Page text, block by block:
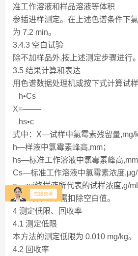
准工作溶液和样品溶液等体积
参插进样测定。在上述色谱条件下
为 7.2 min。
3.4.3 空白试验
除不加样品外,按上述测定步骤进行。
3.5 结果计算和表达
用色谱数据处理机或按下式计算试
h•Cs
X=───-
hs•c
式中：X—试样中氯霉素残留量,mg/
h—样液中氯霉素峰高,mm；
hs—标准工作溶液中氯霉素峰高,mm
Cs—标准工作溶液中氯霉素浓度,μg/
c—zui终样液所代表的试样浓度,g/mL
注：计算结果需扣除空白值。
4 测定低限、回收率
4.1 测定低限
本方法的测定低限为 0.010 mg/kg。
4.2 回收率